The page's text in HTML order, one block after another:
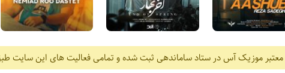
معتبر موزیک آس در ستاد ساماندهی ثبت شده و تمامی فعالیت های این سایت